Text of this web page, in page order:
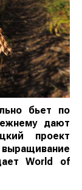
бьет по
дают
проект
World
of